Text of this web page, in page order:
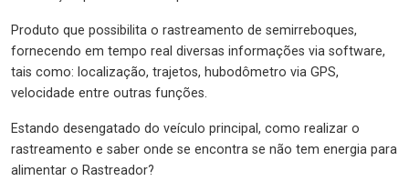
Produto que possibilita o rastreamento de semirreboques,
fornecendo em tempo real diversas informações via software,
tais como: localização, trajetos, hubodômetro via GPS,
velocidade entre outras funções.
Estando desengatado do veículo principal, como realizar o
rastreamento e saber onde se encontra se não tem energia para
alimentar o Rastreador?